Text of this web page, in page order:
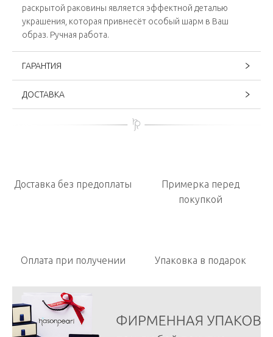
раскрытой раковины является эффектной деталью
украшения, которая привнесёт особый шарм в Ваш
образ. Ручная работа.
ГАРАНТИЯ
ДОСТАВКА
Доставка без предоплаты
Примерка перед
покупкой
Оплата при получении Упаковка в подарок